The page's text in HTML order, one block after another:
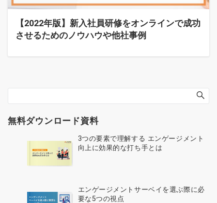
【2022年版】新入社員研修をオンラインで成功
させるためのノウハウや他社事例
無料ダウンロード資料
3つの要素で理解する エンゲージメント
向上に効果的な打ち手とは
エンゲージメントサーベイを選ぶ際に必
要な5つの視点